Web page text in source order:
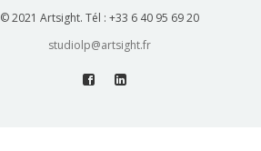
© 2021 Artsight. Tél : +33 6 40 95 69 20
studiolp@artsight.fr